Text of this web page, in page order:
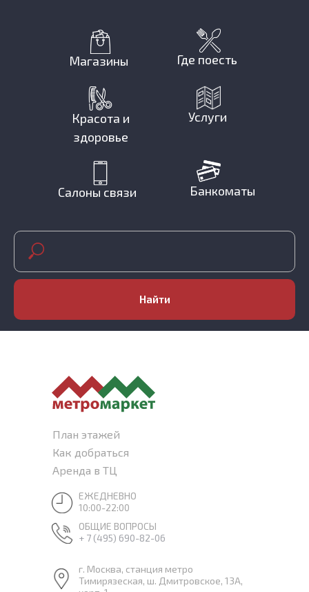
Магазины Где поесть
Банкоматы
Салоны связи
Красота и
здоровье
Услуги
Найти
г. Москва, станция метро
Тимирязеская, ш. Дмитровское, 13А,
ЕЖЕДНЕВНО
10:00-22:00
ОБЩИЕ ВОПРОСЫ
+ 7 (495) 690-82-06
Как добраться
План этажей
Аренда в ТЦ